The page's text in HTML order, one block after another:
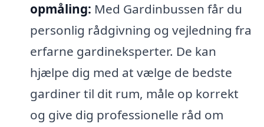
opmåling: Med Gardinbussen får du
personlig rådgivning og vejledning fra
erfarne gardineksperter. De kan
hjælpe dig med at vælge de bedste
gardiner til dit rum, måle op korrekt
og give dig professionelle råd om